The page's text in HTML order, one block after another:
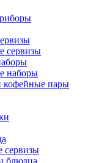
сервизы
наборы
кофейные пары
сервизы
блюдца